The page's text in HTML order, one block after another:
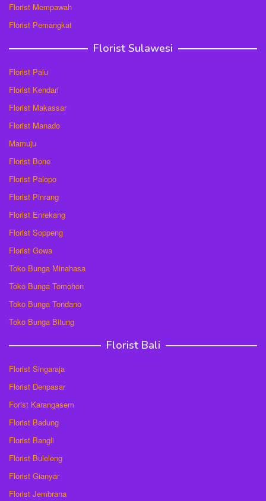
Florist Mempawah
Florist Pemangkat
Florist Sulawesi
Florist Palu
Florist Kendari
Florist Makassar
Florist Manado
Mamuju
Florist Bone
Florist Palopo
Florist Pinrang
Florist Enrekang
Florist Soppeng
Florist Gowa
Toko Bunga Minahasa
Toko Bunga Tomohon
Toko Bunga Tondano
Toko Bunga Bitung
Florist Bali
Florist Singaraja
Florist Denpasar
Forist Karangasem
Florist Badung
Florist Bangli
Florist Buleleng
Florist Gianyar
Florist Jembrana